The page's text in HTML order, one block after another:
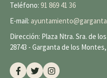
Teléfono: 91 869 41 36
E-mail:
Dirección: Plaza Ntra. Sra. de
28743 - Garganta de los